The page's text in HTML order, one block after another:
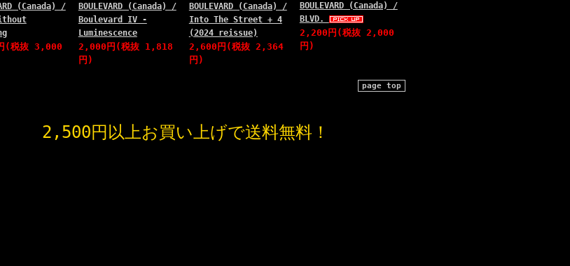
(Canada) /
(税抜 3,000
BOULEVARD (Canada) /
Boulevard IV -
Luminescence
2,000円(税抜 1,818
円)
BOULEVARD (Canada) /
Into The Street + 4
(2024 reissue)
2,600円(税抜 2,364
円)
BOULEVARD (Canada) /
BLVD.
2,200円(税抜 2,000
円)
page top
2,500円以上お買い上げで送料無料！